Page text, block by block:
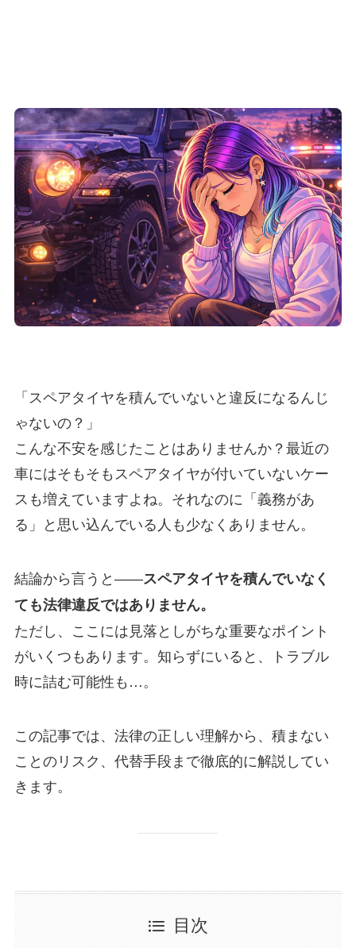
「スペアタイヤを積んでいないと違反になるんじ
ゃないの？」
こんな不安を感じたことはありませんか？最近の
車にはそもそもスペアタイヤが付いていないケー
スも増えていますよね。それなのに「義務があ
る」と思い込んでいる人も少なくありません。
結論から言うと――スペアタイヤを積んでいなく
ても法律違反ではありません。
ただし、ここには見落としがちな重要なポイント
がいくつもあります。知らずにいると、トラブル
時に詰む可能性も…。
この記事では、法律の正しい理解から、積まない
ことのリスク、代替手段まで徹底的に解説してい
きます。
目次